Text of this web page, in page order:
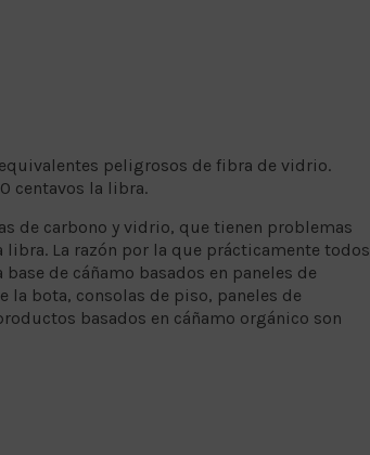
peligrosos de fibra de vidrio.
centavos la libra.
de carbono y vidrio, que tienen problemas
libra. La razón por la que prácticamente todos
de cáñamo basados ​​en paneles de
bota, consolas de piso, paneles de
basados ​​en cáñamo orgánico son